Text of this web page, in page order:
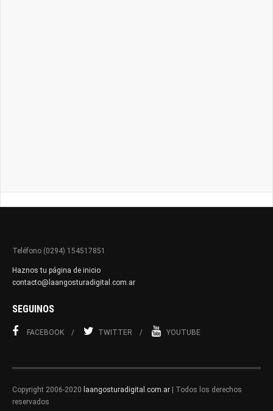
Teléfono (0294) 154517851
Haznos tu página de inicio
contacto@laangosturadigital.com.ar
SEGUINOS
FACEBOOK TWITTER YOUTUBE
Copyright 2006-2020 laangosturadigital.com.ar | Todos los derechos
reservados